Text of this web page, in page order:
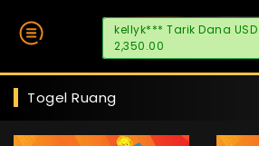
kellyk*** Tarik Dana USD
2,350.00
Togel Ruang